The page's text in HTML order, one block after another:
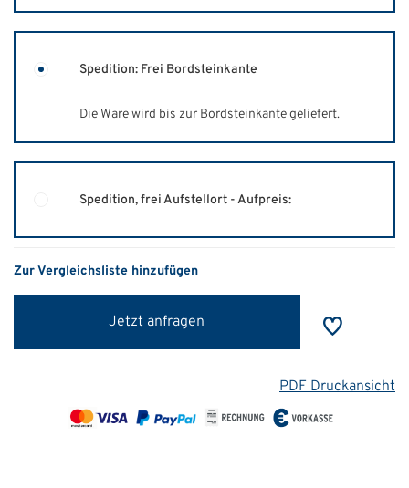
Spedition: Frei Bordsteinkante
Die Ware wird bis zur Bordsteinkante geliefert.
Spedition, frei Aufstellort - Aufpreis:
Zur Vergleichsliste hinzufügen
Jetzt anfragen
PDF Druckansicht